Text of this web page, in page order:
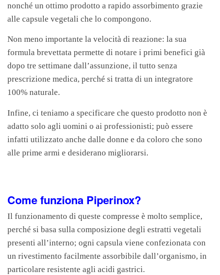
nonché un ottimo prodotto a rapido assorbimento grazie
alle capsule vegetali che lo compongono.
Non meno importante la velocità di reazione: la sua
formula brevettata permette di notare i primi benefici già
dopo tre settimane dall’assunzione, il tutto senza
prescrizione medica, perché si tratta di un integratore
100% naturale.
Infine, ci teniamo a specificare che questo prodotto non è
adatto solo agli uomini o ai professionisti; può essere
infatti utilizzato anche dalle donne e da coloro che sono
alle prime armi e desiderano migliorarsi.
Come funziona Piperinox?
Il funzionamento di queste compresse è molto semplice,
perché si basa sulla composizione degli estratti vegetali
presenti all’interno; ogni capsula viene confezionata con
un rivestimento facilmente assorbibile dall’organismo, in
particolare resistente agli acidi gastrici.